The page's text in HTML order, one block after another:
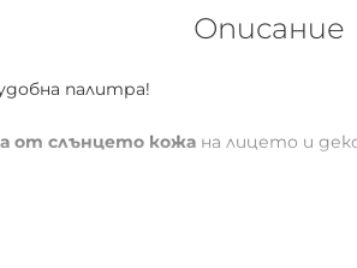
Описание
палитра!
от слънцето кожа на лицето и